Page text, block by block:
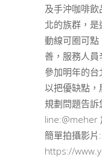
及手沖咖啡
北的族群，
動線可圈可
善，服務人
參加明年的
以把優缺點
規劃問題告訴
line:@meher
簡單拍攝影
https://